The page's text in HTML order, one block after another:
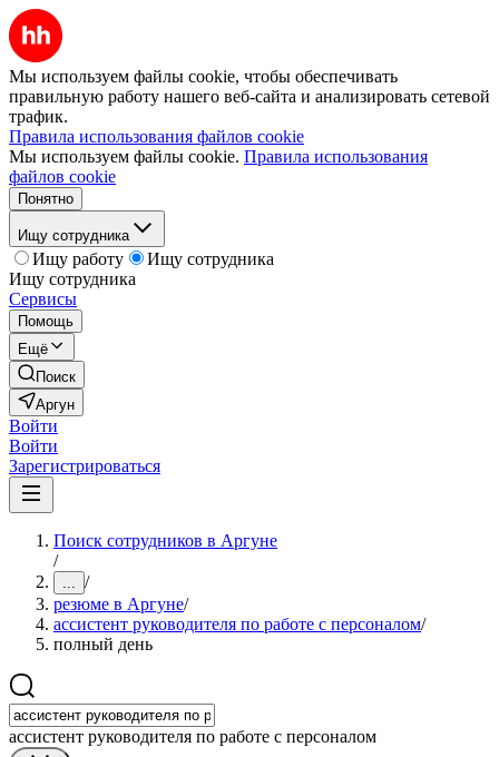
Мы используем файлы cookie, чтобы обеспечивать
правильную работу нашего веб-сайта и анализировать сетевой
трафик.
Правила использования файлов cookie
Мы используем файлы cookie. Правила использования
файлов cookie
Понятно
Ищу сотрудника
Ищу работу
Ищу сотрудника
Ищу сотрудника
Сервисы
Помощь
Ещё
Поиск
Аргун
Войти
Войти
Зарегистрироваться
Поиск сотрудников в Аргуне
/
... /
резюме в Аргуне/
ассистент руководителя по работе с персоналом/
полный день
ассистент руководителя по работе с персоналом